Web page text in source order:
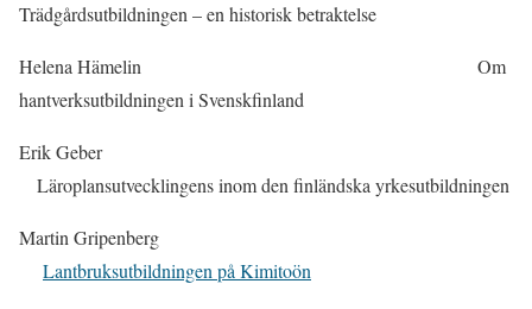
Trädgårdsutbildningen – en historisk betraktelse
Helena Hämelin Om
hantverksutbildningen i Svenskfinland
Erik Geber
Läroplansutvecklingens inom den finländska yrkesutbildningen
Martin Gripenberg
Lantbruksutbildningen på Kimitoön